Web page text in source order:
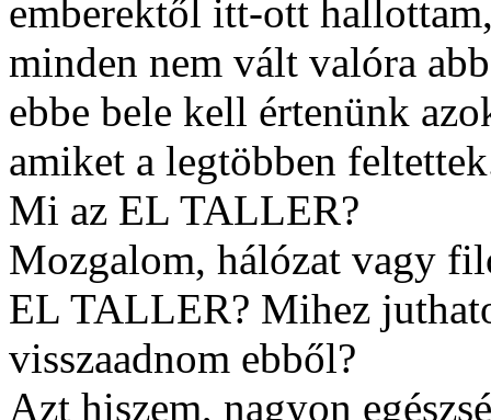
emberektől itt-ott
minden nem vált valóra
ebbe bele kell értenünk
amiket a legtöbben
Mi az EL TALLER?
Mozgalom, hálózat vagy
EL TALLER? Mihez
visszaadnom ebből?
Azt hiszem, nagyon